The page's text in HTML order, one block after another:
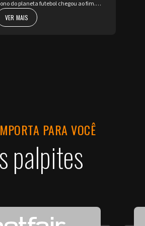
do planeta futebol chegou ao fim.
domingo, 19 de julho, a Copa do
da FIFA 2026™ apresenta o seu ato
mais nobre e aguardado. Argentina e
VER MAIS
PARA VOCÊ
palpites